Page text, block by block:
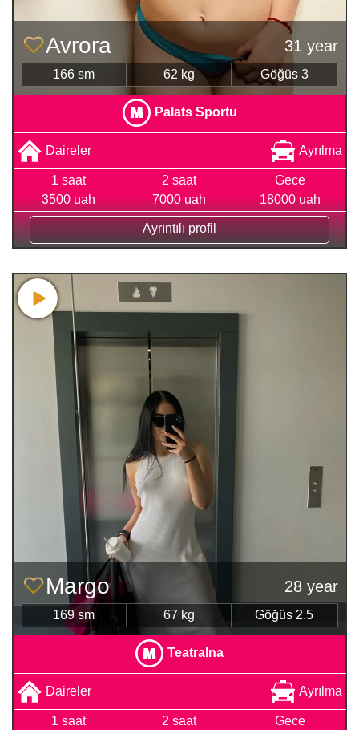
Avrora 31 year
166 sm 62 kg Göğüs 3
Palats Sportu
Daireler Ayrılma
1 saat
3500 uah
2 saat
7000 uah
Gece
18000 uah
Ayrıntılı profil
Margo 28 year
169 sm 67 kg Göğüs 2.5
Teatralna
Daireler Ayrılma
1 saat
2 saat
Gece